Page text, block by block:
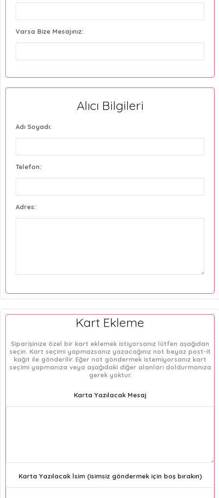
Varsa Bize Mesajınız:
Alıcı Bilgileri
Adı Soyadı:
Telefon:
Adres:
Kart Ekleme
Siparişinize özel bir kart eklemek istiyorsanız lütfen aşağıdan
seçin. Kart seçimi yapmazsanız yazacağınız not beyaz post-it
kağıt ile gönderilir. Eğer not göndermek istemiyorsanız kart
seçimi yapmanıza veya aşağıdaki diğer alanları doldurmanıza
gerek yoktur.
Karta Yazılacak Mesaj
Karta Yazılacak İsim (isimsiz göndermek için boş bırakın)